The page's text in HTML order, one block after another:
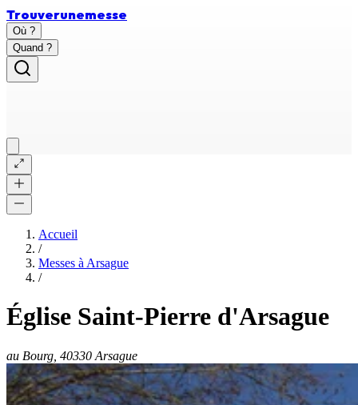
Trouverunemesse
Où ?
Quand ?
Accueil
/
Messes à Arsague
/
Église Saint-Pierre d'Arsague
au Bourg, 40330 Arsague